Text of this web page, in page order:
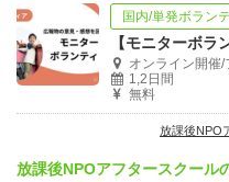
国内/単発ボラン
オンライン開催
1,2日間
無料
放課後NPO
放課後NPOアフタースクール